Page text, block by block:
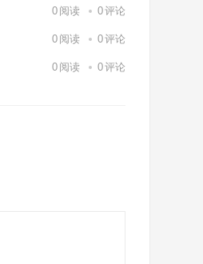
0 阅读 0评论
0 阅读 0评论
0 阅读 0评论